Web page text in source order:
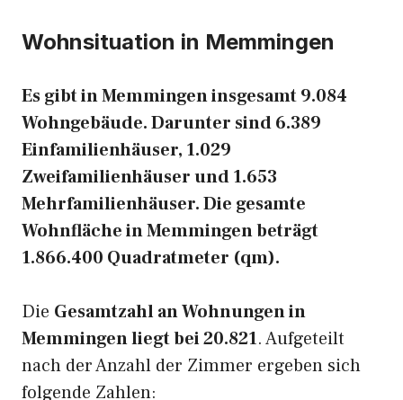
Wohnsituation in Memmingen
Es gibt in Memmingen insgesamt 9.084
Wohngebäude. Darunter sind 6.389
Einfamilienhäuser, 1.029
Zweifamilienhäuser und 1.653
Mehrfamilienhäuser. Die gesamte
Wohnfläche in Memmingen beträgt
1.866.400 Quadratmeter (qm).
Die Gesamtzahl an Wohnungen in
Memmingen liegt bei 20.821. Aufgeteilt
nach der Anzahl der Zimmer ergeben sich
folgende Zahlen: